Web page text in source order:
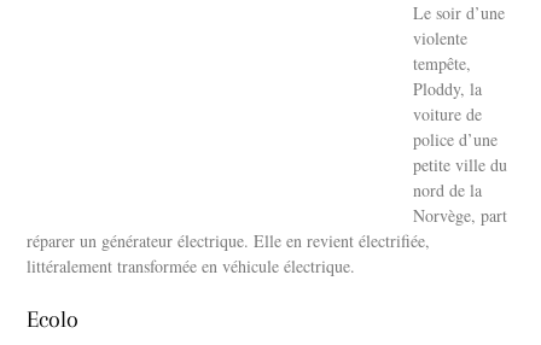
Le soir d’une
violente
tempête,
Ploddy, la
voiture de
police d’une
petite ville du
nord de la
Norvège, part
réparer un générateur électrique. Elle en revient électrifiée,
littéralement transformée en véhicule électrique.
Ecolo